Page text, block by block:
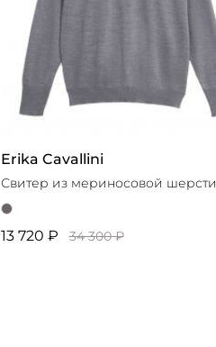
Erika Cavallini
Свитер из мериносовой шерсти
13 720 ₽ 34 300 ₽